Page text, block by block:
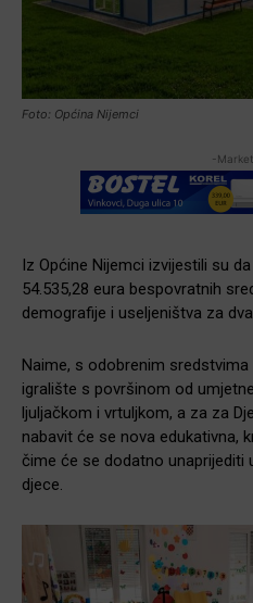
Foto: Općina Nijemci
-
Iz Općine Nijemci izvijestili su
54.535,28 eura bespovratnih
demografije i useljeništva za
Naime, s odobrenim
igralište s površinom od
ljuljačkom i vrtuljkom, a za za
nabavit će se nova edukativna,
čime će se dodatno unaprijediti
djece.